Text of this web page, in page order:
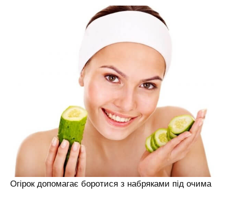
Огірок допомагає боротися з набряками під очима